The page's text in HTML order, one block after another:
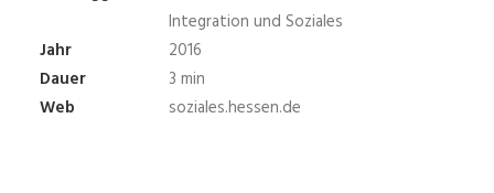
Integration und Soziales
Jahr
2016
Dauer
3 min
Web
soziales.hessen.de